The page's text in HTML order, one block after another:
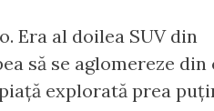
Era al doilea SUV din
să se aglomereze din
explorată prea